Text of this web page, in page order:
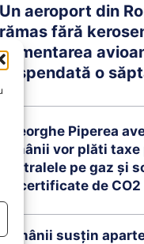
Un aeroport din
rămas fără
o
Gheorghe Piperea
românii vor plăti
centralele pe gaz și
de certificate de CO2
susțin